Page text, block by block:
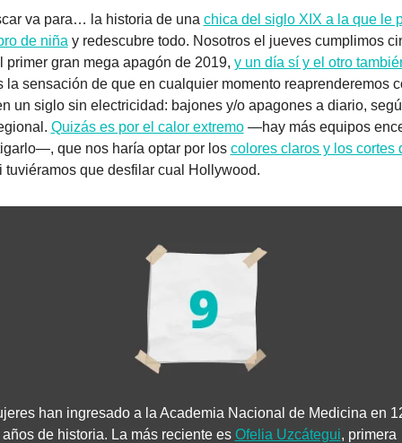
va para… la historia de una chica del siglo XIX a la que le
de niña y redescubre todo. Nosotros el jueves cumplimos
primer gran mega apagón de 2019, y un día sí y el otro
la sensación de que en cualquier momento reaprenderemos
un siglo sin electricidad: bajones y/o apagones a diario,
Quizás es por el calor extremo —hay más equipos
que nos haría optar por los colores claros y los cortes
que desfilar cual Hollywood.
han ingresado a la Academia Nacional de Medicina en
años de historia. La más reciente es Ofelia Uzcátegui, primera